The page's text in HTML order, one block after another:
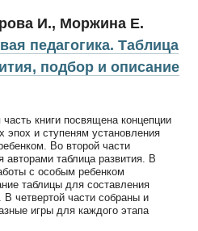
И., Моржина Е.
педагогика. Таблица
подбор и описание
часть книги посвящена концепции
эпох и ступеням установления
Во второй части
авторами таблица развития. В
с особым ребенком
таблицы для составления
четвертой части собраны и
игры для каждого этапа